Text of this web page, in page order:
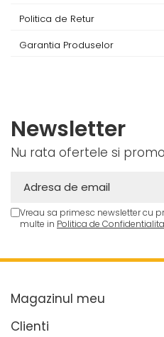
Politica de Retur
Garantia Produselor
Newsletter
Nu rata ofertele si
Vreau sa primesc newsletter cu
multe in Politica de
Magazinul meu
Clienti